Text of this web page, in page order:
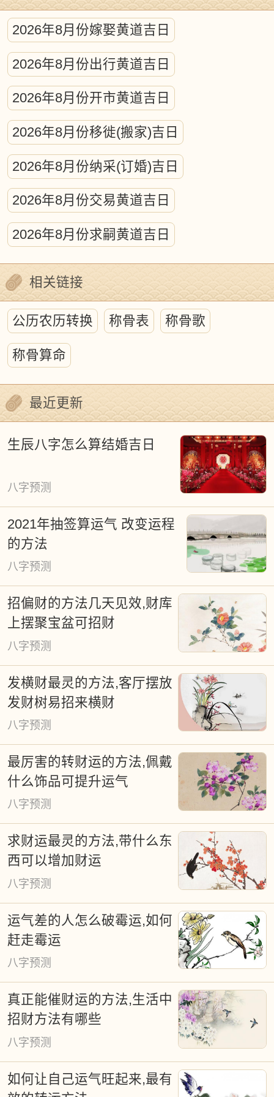
研究的求真精神。
古代历法体系蕴含着复杂的天体运行计
算，涵盖日月及五大行星的轨道测算、昼
夜交替时刻测定、日月食预测等核心内
容。从本质上说，这项浩大的工程相当于
编制精密的天文年历，凝聚着先民持续千
年的天文观测智慧，堪称古代科学实践的
典范。
天体运行对人类文明的影响历来备受关
注，古今学者普遍认同宇宙运动对地球生
态系统的深刻塑造。日月星辰的周期性运
动暗合万物生长规律，蕴含着精微的自然
法则。古代历法正是通过构建时空坐标，
为探究天人关系提供了关键的研究框架。
传统历注中的吉凶判定虽掺杂着神秘主义
成分，但其深层蕴含着古代哲学智慧、天
文知识、地理认知与生态观念的交融。对
待这份文化遗产，我们既需摒弃盲目迷
信，也要避免简单否定。以现代科学视角
重新解读，将有助于挖掘其中蕴含的生态
文明智慧，为传承优秀传统文化提供新维
度。
黄道吉日文化作为中华时间哲学的重要组
成部分，渗透于军事决策、皇家祭祀、宗
教仪式等诸多领域。古谚"得天时得地利"深
刻揭示了时空选择的重要性。尽管现代通
书标注通用吉日，但个体命理差异要求个
性化择日方案。本平台基于天体运行规律
研发的智能择日系统，为婚嫁、迁居、开
业等重要事项提供精准时空建议，既传承
古法精髓，又融入现代算法，持续提供免
费公共服务。
2026年8月份嫁娶黄道吉日
2026年8月份出行黄道吉日
2026年8月份开市黄道吉日
2026年8月份移徙(搬家)吉日
2026年8月份纳采(订婚)吉日
2026年8月份交易黄道吉日
2026年8月份求嗣黄道吉日
相关链接
公历农历转换 称骨表 称骨歌
称骨算命
最近更新
生辰八字怎么算结婚吉日
八字预测
2021年抽签算运气 改变运程
的方法
八字预测
招偏财的方法几天见效,财库
上摆聚宝盆可招财
八字预测
发横财最灵的方法,客厅摆放
发财树易招来横财
八字预测
最厉害的转财运的方法,佩戴
什么饰品可提升运气
八字预测
求财运最灵的方法,带什么东
西可以增加财运
八字预测
运气差的人怎么破霉运,如何
赶走霉运
八字预测
真正能催财运的方法,生活中
招财方法有哪些
八字预测
如何让自己运气旺起来,最有